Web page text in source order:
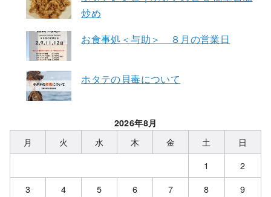
炒め
お食事処＜与助＞ ８月の営業日
ホタテの貝毒について
2026年8月
月 火 水 木 金 土
日
1
2
3
4 5 6 7 8
9